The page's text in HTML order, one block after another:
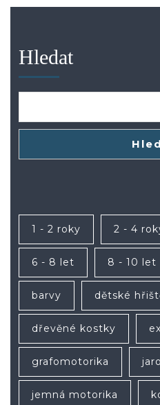
Hledat
1 - 2 roky 2 - 4
6 - 8 let 8 - 10 let
barvy dětské
dřevěné kostky
grafomotorika jaro
jemná motorika